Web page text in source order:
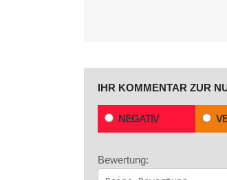
IHR KOMMENTAR ZUR
NEGATIV
Bewertung: